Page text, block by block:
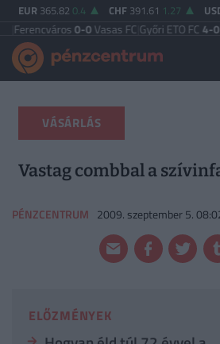
EUR 365.82 0.4 CHF 391.61 1.27
0-0Vasas FC|Győri ETO FC4-0
VÁSÁRLÁS
Vastag combbal a
PÉNZCENTRUM 2009. szeptember 5.
ELŐZMÉNYEK